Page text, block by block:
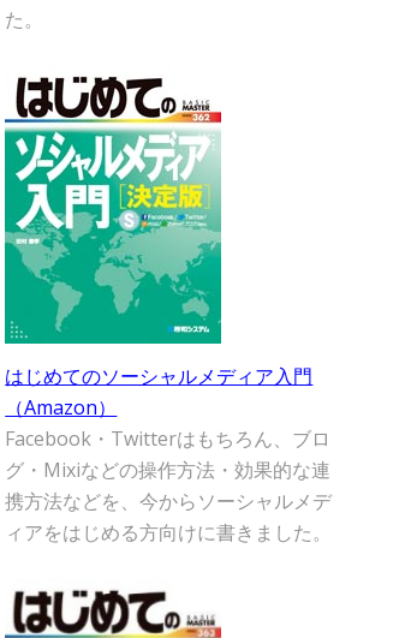
た。
はじめてのソーシャルメディア入門
（Amazon）
Facebook・Twitterはもちろん、ブロ
グ・Mixiなどの操作方法・効果的な連
携方法などを、今からソーシャルメデ
ィアをはじめる方向けに書きました。